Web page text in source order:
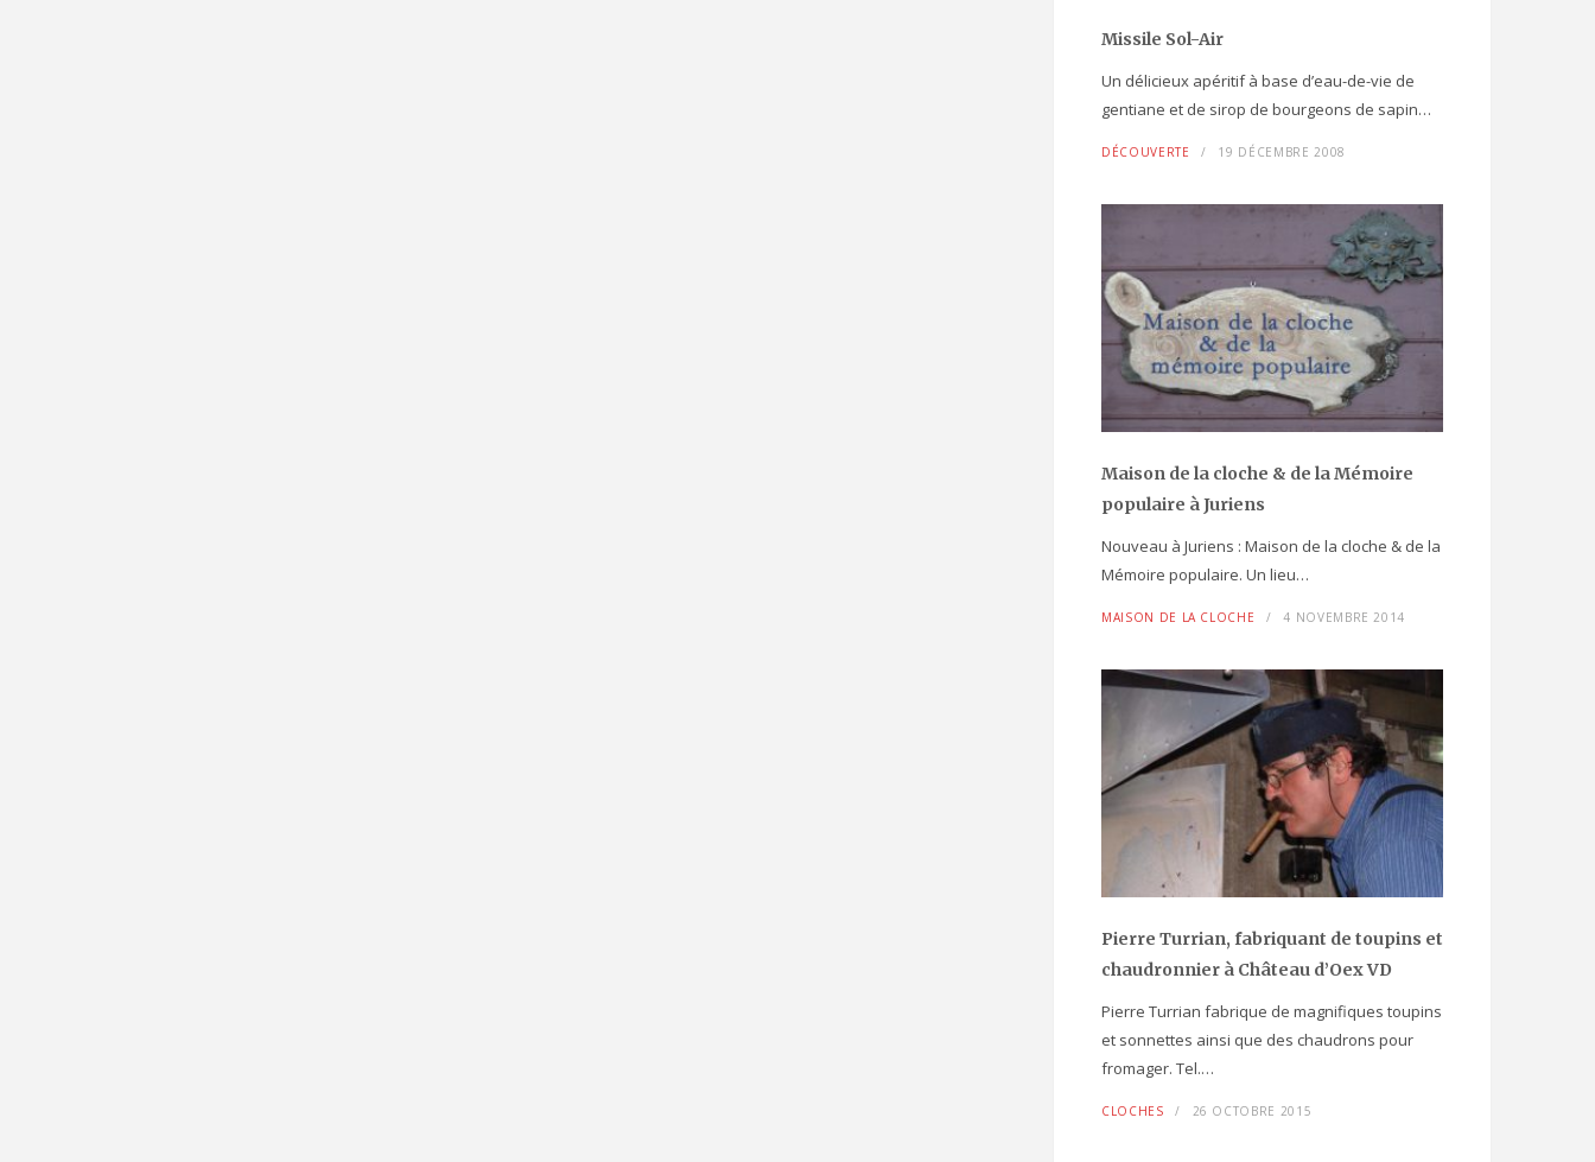
Missile Sol-Air
Un délicieux apéritif à base d’eau-de-vie de
gentiane et de sirop de bourgeons de sapin…
DÉCOUVERTE 19 DÉCEMBRE 2008
Maison de la cloche & de la Mémoire
populaire à Juriens
Nouveau à Juriens : Maison de la cloche & de la
Mémoire populaire. Un lieu…
MAISON DE LA CLOCHE 4 NOVEMBRE 2014
Pierre Turrian, fabriquant de toupins et
chaudronnier à Château d’Oex VD
Pierre Turrian fabrique de magnifiques toupins
et sonnettes ainsi que des chaudrons pour
fromager. Tel.…
CLOCHES 26 OCTOBRE 2015